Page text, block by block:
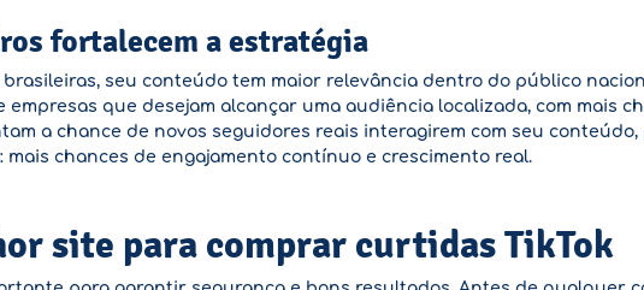
fortalecem a estratégia
seu conteúdo tem maior relevância dentro do público
que desejam alcançar uma audiência localizada, com mais
a chance de novos seguidores reais interagirem com seu
mais chances de engajamento contínuo e crescimento real.
site para comprar curtidas TikTok